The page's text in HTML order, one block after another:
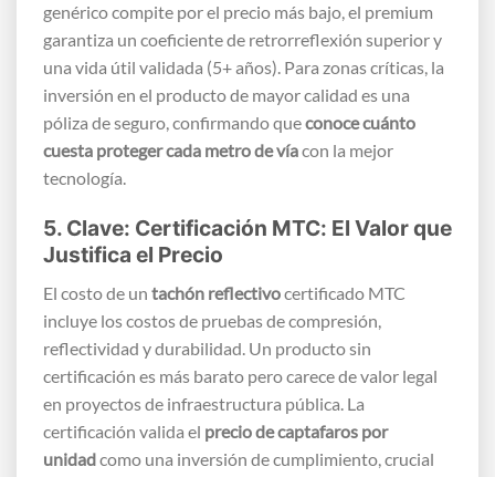
genérico compite por el precio más bajo, el premium
garantiza un coeficiente de retrorreflexión superior y
una vida útil validada (5+ años). Para zonas críticas, la
inversión en el producto de mayor calidad es una
póliza de seguro, confirmando queconoce cuánto
cuesta proteger cada metro de víacon la mejor
tecnología.
5. Clave: Certificación MTC: El Valor que
Justifica el Precio
El costo de un tachón reflectivocertificado MTC
incluye los costos de pruebas de compresión,
reflectividad y durabilidad. Un producto sin
certificación es más barato pero carece de valor legal
en proyectos de infraestructura pública. La
certificación valida el precio de captafaros por
unidadcomo una inversión de cumplimiento, crucial